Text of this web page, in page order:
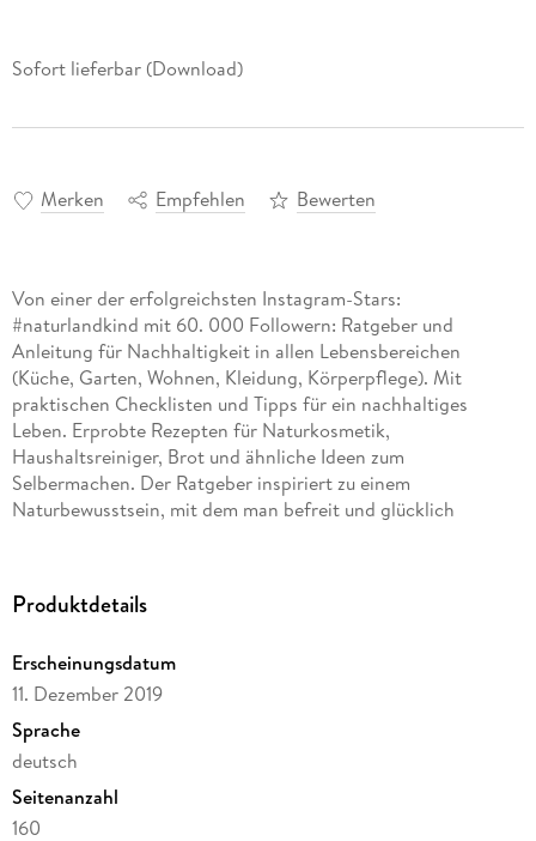
Sofort lieferbar (Download)
Merken Empfehlen Bewerten
Von einer der erfolgreichsten Instagram-Stars:
#naturlandkind mit 60. 000 Followern: Ratgeber und
Anleitung für Nachhaltigkeit in allen Lebensbereichen
(Küche, Garten, Wohnen, Kleidung, Körperpflege). Mit
praktischen Checklisten und Tipps für ein nachhaltiges
Leben. Erprobte Rezepten für Naturkosmetik,
Haushaltsreiniger, Brot und ähnliche Ideen zum
Selbermachen. Der Ratgeber inspiriert zu einem
Naturbewusstsein, mit dem man befreit und glücklich
Produktdetails
Erscheinungsdatum
11. Dezember 2019
Sprache
deutsch
Seitenanzahl
160